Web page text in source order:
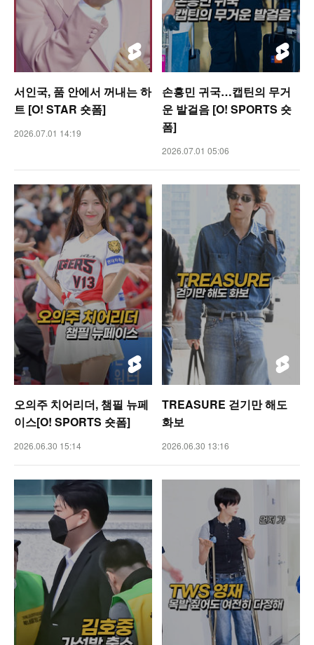
서인국, 품 안에서 꺼내는 하
트 [O! STAR 숏폼]
2026.07.01 14:19
손흥민 귀국…캡틴의 무거
운 발걸음 [O! SPORTS 숏
폼]
2026.07.01 05:06
오의주 치어리더, 챔필 뉴페
이스[O! SPORTS 숏폼]
2026.06.30 15:14
TREASURE 걷기만 해도
화보
2026.06.30 13:16